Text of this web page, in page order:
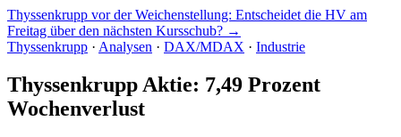
Thyssenkrupp vor der Weichenstellung: Entscheidet die HV am
Freitag über den nächsten Kursschub? →
Thyssenkrupp · Analysen · DAX/MDAX · Industrie
Thyssenkrupp Aktie: 7,49 Prozent
Wochenverlust